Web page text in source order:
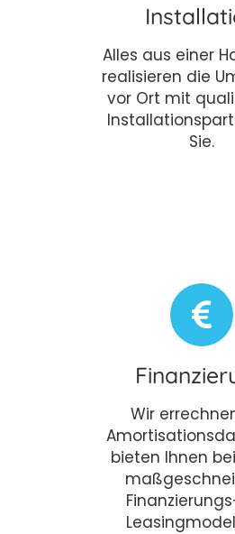
Alles aus einer
realisieren die
vor Ort mit
Sie.
Wir
bieten Ihnen